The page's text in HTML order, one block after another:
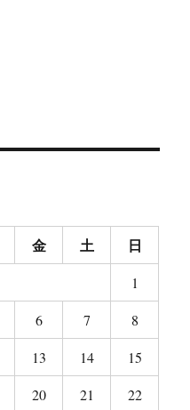
金 土 日
1
6 7
8
13 14
15
20 21
22